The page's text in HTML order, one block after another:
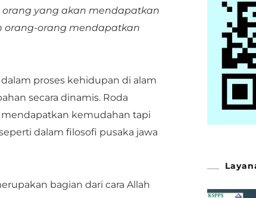
yang akan mendapatkan
orang-orang mendapatkan
proses kehidupan di alam
secara dinamis. Roda
kemudahan tapi
dalam filosofi pusaka jawa
bagian dari cara Allah